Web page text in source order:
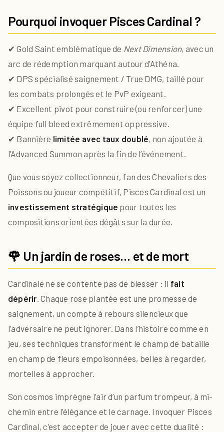
Pourquoi invoquer Pisces Cardinal ?
✔ Gold Saint emblématique de Next Dimension, avec un
arc de rédemption marquant autour d’Athéna.
✔ DPS spécialisé saignement / True DMG, taillé pour
les combats prolongés et le PvP exigeant.
✔ Excellent pivot pour construire (ou renforcer) une
équipe full bleed extrêmement oppressive.
✔ Bannière limitée avec taux doublé, non ajoutée à
l’Advanced Summon après la fin de l’événement.
Que vous soyez collectionneur, fan des Chevaliers des
Poissons ou joueur compétitif, Pisces Cardinal est un
investissement stratégique pour toutes les
compositions orientées dégâts sur la durée.
🌹 Un jardin de roses… et de mort
Cardinale ne se contente pas de blesser : il fait
dépérir. Chaque rose plantée est une promesse de
saignement, un compte à rebours silencieux que
l’adversaire ne peut ignorer. Dans l’histoire comme en
jeu, ses techniques transforment le champ de bataille
en champ de fleurs empoisonnées, belles à regarder,
mortelles à approcher.
Son cosmos imprègne l’air d’un parfum trompeur, à mi-
chemin entre l’élégance et le carnage. Invoquer Pisces
Cardinal, c’est accepter de jouer avec cette dualité :